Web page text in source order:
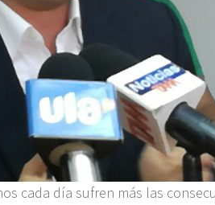
cada día sufren más las